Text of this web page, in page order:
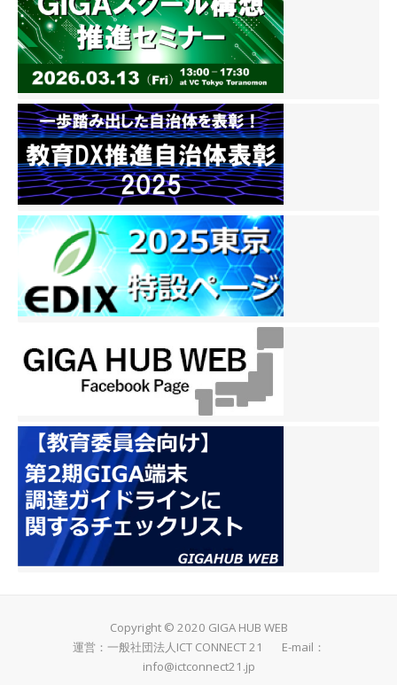
Copyright © 2020 GIGA HUB WEB
運営：一般社団法人ICT CONNECT 21 E-mail：
info@ictconnect21.jp